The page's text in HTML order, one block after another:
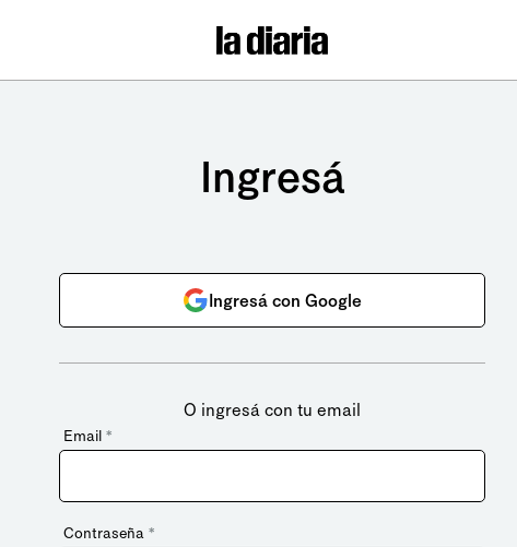
Ingresá
Ingresá con Google
O ingresá con tu email
Email *
Contraseña *